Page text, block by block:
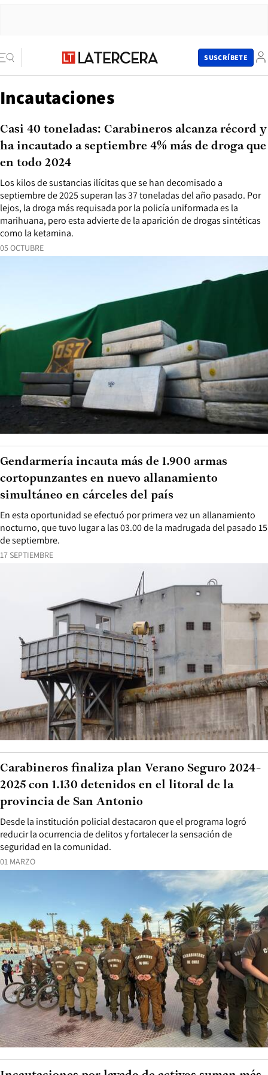
SUSCRÍBETE
Incautaciones
05 OCTUBRE
Los kilos de sustancias ilícitas que se han decomisado a
septiembre de 2025 superan las 37 toneladas del año pasado. Por
lejos, la droga más requisada por la policía uniformada es la
marihuana, pero esta advierte de la aparición de drogas sintéticas
como la ketamina.
Casi 40 toneladas: Carabineros alcanza récord y
ha incautado a septiembre 4% más de droga que
en todo 2024
17 SEPTIEMBRE
En esta oportunidad se efectuó por primera vez un allanamiento
nocturno, que tuvo lugar a las 03.00 de la madrugada del pasado 15
de septiembre.
Gendarmería incauta más de 1.900 armas
cortopunzantes en nuevo allanamiento
simultáneo en cárceles del país
01 MARZO
Desde la institución policial destacaron que el programa logró
reducir la ocurrencia de delitos y fortalecer la sensación de
seguridad en la comunidad.
Carabineros finaliza plan Verano Seguro 2024-
2025 con 1.130 detenidos en el litoral de la
provincia de San Antonio